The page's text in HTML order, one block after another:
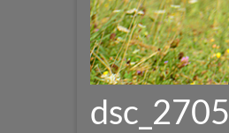
dsc_2705